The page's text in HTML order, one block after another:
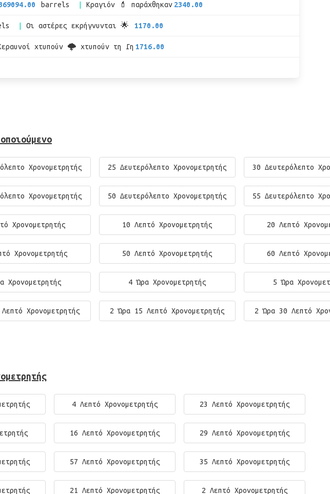
barrels Κραγιόν 💄 παράχθηκαν 2340.00
Οι αστέρες εκρήγνυνται 🌟 1170.00
χτυπούν 🌩 χτυπούν τη Γη 1716.00
Χρονομετρητής 25 Δευτερόλεπτο Χρονομετρητής 30 Δευτερόλεπτο
Χρονομετρητής 50 Δευτερόλεπτο Χρονομετρητής 55 Δευτερόλεπτο
Χρονομετρητής 10 Λεπτό Χρονομετρητής 20 Λεπτό
Χρονομετρητής 50 Λεπτό Χρονομετρητής 60 Λεπτό
Χρονομετρητής 4 Ώρα Χρονομετρητής 5 Ώρα
Χρονομετρητής 2 Ώρα 15 Λεπτό Χρονομετρητής 2 Ώρα 30 Λεπτό
4 Λεπτό Χρονομετρητής 23 Λεπτό Χρονομετρητής
16 Λεπτό Χρονομετρητής 29 Λεπτό Χρονομετρητής
57 Λεπτό Χρονομετρητής 35 Λεπτό Χρονομετρητής
21 Λεπτό Χρονομετρητής 2 Λεπτό Χρονομετρητής